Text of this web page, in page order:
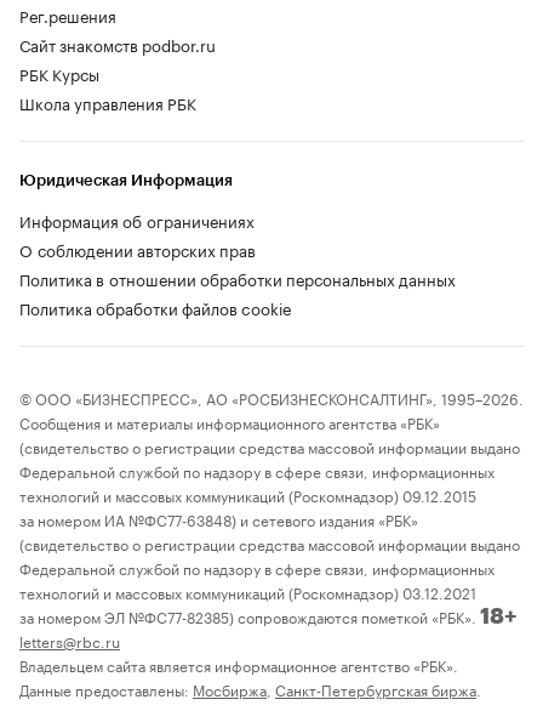
Рег.решения
Сайт знакомств podbor.ru
РБК Курсы
Школа управления РБК
Юридическая Информация
Информация об ограничениях
О соблюдении авторских прав
Политика в отношении обработки персональных данных
Политика обработки файлов cookie
© ООО «БИЗНЕСПРЕСС», АО «РОСБИЗНЕСКОНСАЛТИНГ», 1995–2026.
Сообщения и материалы информационного агентства «РБК»
(свидетельство о регистрации средства массовой информации выдано
Федеральной службой по надзору в сфере связи, информационных
технологий и массовых коммуникаций (Роскомнадзор) 09.12.2015
за номером ИА №ФС77-63848) и сетевого издания «РБК»
(свидетельство о регистрации средства массовой информации выдано
Федеральной службой по надзору в сфере связи, информационных
технологий и массовых коммуникаций (Роскомнадзор) 03.12.2021
за номером ЭЛ №ФС77-82385) сопровождаются пометкой «РБК». 18+
letters@rbc.ru
Владельцем сайта является информационное агентство «РБК».
Данные предоставлены: Мосбиржа Санкт-Петербургская биржа